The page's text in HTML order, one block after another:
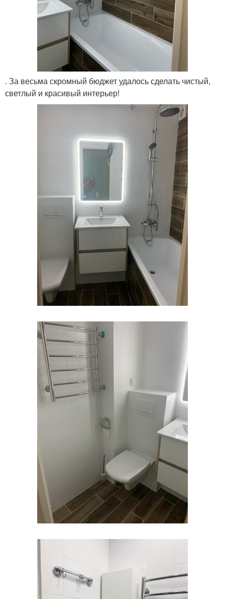
. За весьма скромный бюджет удалось сделать чистый,
светлый и красивый интерьер!